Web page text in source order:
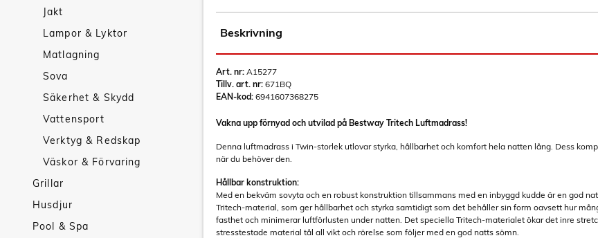
Jakt
Lampor & Lyktor
Matlagning
Sova
Säkerhet & Skydd
Vattensport
Verktyg & Redskap
Väskor & Förvaring
Grillar
Husdjur
Pool & Spa
Beskrivning
Art. nr: A15277
Tillv. art. nr: 671BQ
EAN-kod: 6941607368275
Vakna upp förnyad och utvilad på Bestway Tritech Luftmadrass!
Denna luftmadrass i Twin-storlek utlovar styrka, hållbarhet och komfort hela natten lång. Dess
när du behöver den.
Hållbar konstruktion:
Med en bekväm sovyta och en robust konstruktion tillsammans med en inbyggd kudde är en god
Tritech-material, som ger hållbarhet och styrka samtidigt som det behåller sin form oavsett hur
fasthet och minimerar luftförlusten under natten. Det speciella Tritech-materialet ökar det inre
stresstestade material tål all vikt och rörelse som följer med en god natts sömn.